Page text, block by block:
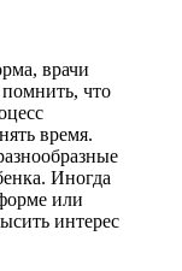
врачи
что
время.
Иногда
или
интерес